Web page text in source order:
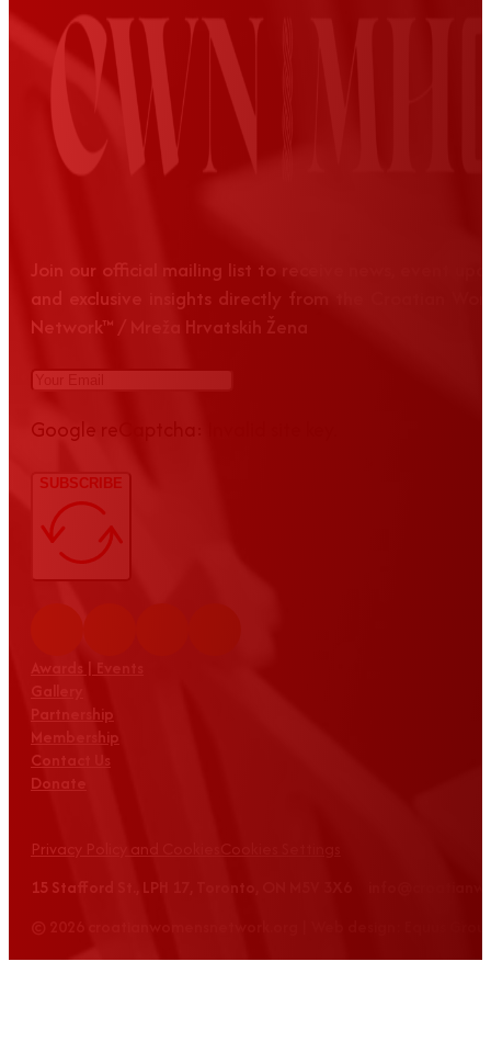
Join our official mailing list to receive news, event
and exclusive insights directly from the Croatian
Network™ / Mreža Hrvatskih Žena
Google reCaptcha: Invalid site key.
SUBSCRIBE
Awards | Events
Partnership
Membership
Contact Us
Donate
Privacy Policy and Cookies
15 Stafford St., LPH 17, Toronto, ON M5V 3X6